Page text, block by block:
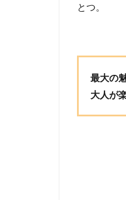
とつ。
最大の
大人が